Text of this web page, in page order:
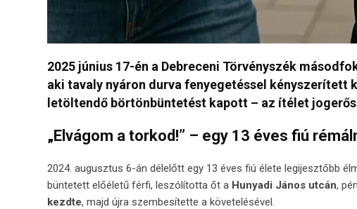
2025 június 17-én a Debreceni Törvényszék
aki tavaly nyáron durva fenyegetéssel kényszerített
letöltendő börtönbüntetést kapott – az ítélet
„Elvágom a torkod!” – egy 13 éves fiú
2024. augusztus 6-án délelőtt egy 13 éves fiú élete legijesztőbb
büntetett előéletű férfi, leszólította őt a Hunyadi János utcán,
kezdte, majd újra szembesítette a követelésével.